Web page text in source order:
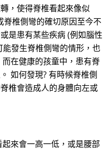
，使得脊椎看起來像似
脊椎側彎的確切原因至今不
是患有某些疾病 (例如腦性
發生脊椎側彎的情形，也
在健康的孩童中，患有脊
如何發現? 有時候脊椎側
椎會造成人的身體向左或
來會一高一低，或是腰部